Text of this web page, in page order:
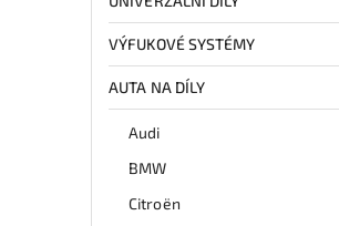
VÝFUKOVÉ SYSTÉMY
AUTA NA DÍLY
Audi
BMW
Citroën